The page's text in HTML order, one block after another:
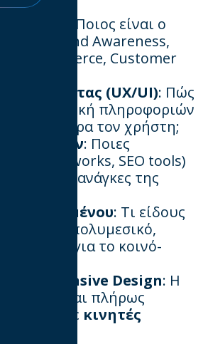
: Ποιος είναι ο
(Brand Awareness,
E-commerce, Customer
(UX/UI): Πώς
πληροφοριών
καλύτερα τον χρήστη;
: Ποιες
Frameworks, SEO tools)
για τις ανάγκες της
περιεχομένου: Τι είδους
πολυμεσικό,
για το κοινό-
& Responsive Design: Η
να είναι πλήρως
φιλική σε κινητές